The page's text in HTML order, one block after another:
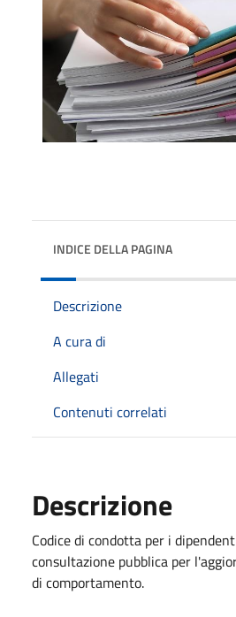
INDICE DELLA PAGINA
Descrizione
A cura di
Allegati
Contenuti correlati
Descrizione
Codice di condotta per i
consultazione pubblica per
di comportamento.